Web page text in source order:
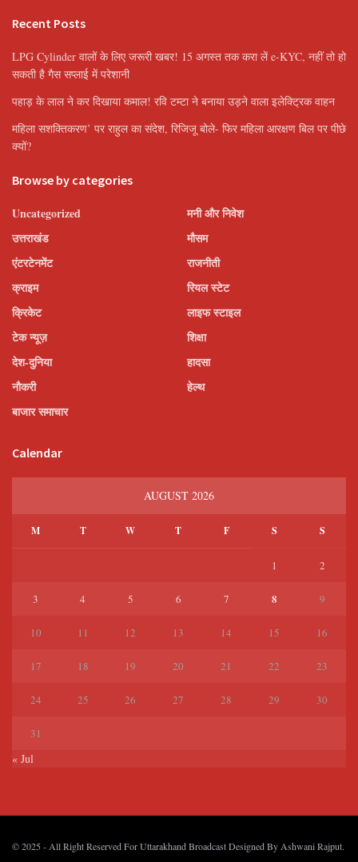
Recent Posts
LPG Cylinder वालों के लिए जरूरी खबर! 15 अगस्त तक करा लें e-KYC, नहीं तो हो
सकती है गैस सप्लाई में परेशानी
पहाड़ के लाल ने कर दिखाया कमाल! रवि टम्टा ने बनाया उड़ने वाला इलेक्ट्रिक वाहन
महिला सशक्तिकरण’ पर राहुल का संदेश, रिजिजू बोले- फिर महिला आरक्षण बिल पर पीछे
क्यों?
Browse by categories
Uncategorized
उत्तराखंड
एंटरटेनमेंट
क्राइम
क्रिकेट
टेक न्यूज़
देश-दुनिया
नौकरी
बाजार समाचार
मनी और निवेश
मौसम
राजनीती
रियल स्टेट
लाइफ स्टाइल
शिक्षा
हादसा
हेल्थ
Calendar
AUGUST 2026
M T W T F S S
1 2
3 4 5 6 7 8 9
10 11 12 13 14 15 16
17 18 19 20 21 22 23
24 25 26 27 28 29 30
31
« Jul
© 2025 - All Right Reserved For Uttarakhand Broadcast Designed By Ashwani Rajput.